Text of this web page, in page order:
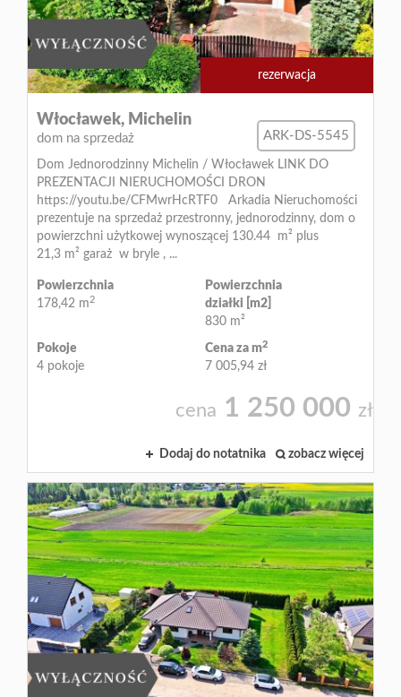
Blog
rezerwacja
Włocławek, Michelin
dom na sprzedaż ARK-DS-5545
Dom Jednorodzinny Michelin / Włocławek LINK DO
PREZENTACJI NIERUCHOMOŚCI DRON
https://youtu.be/CFMwrHcRTF0 Arkadia Nieruchomości
prezentuje na sprzedaż przestronny, jednorodzinny, dom o
powierzchni użytkowej wynoszącej 130.44 m² plus
21,3 m² garaż w bryle , ...
Powierzchnia
178,42 m2
Powierzchnia
działki [m2]
830 m²
Pokoje
4 pokoje
Cena za m2
7 005,94 zł
cena 1 250 000 zł
Dodaj do notatnika zobacz więcej